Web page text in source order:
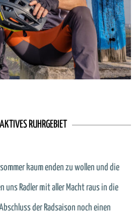
RUHRGEBIET
kaum enden zu wollen und die
uns Radler mit aller Macht raus in die
der Radsaison noch einen